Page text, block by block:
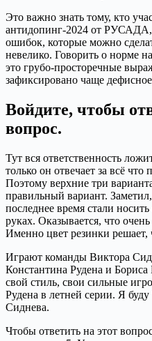
Это важно знать тому, кто
антидопинг-2024 от РУСАДА,
ошибок, которые можно
невелико. Говорить о норме
это грубо-просторечные
зафиксировано чаще
Войдите, чтобы
вопрос.
Тут вся ответственность
только он отвечает за всё что
Поэтому верхние три
правильный вариант.
последнее время стали
руках. Оказывается, что
Именно цвет резинки решает,
Играют команды Виктора
Константина Рудена и
свой стиль, свои сильные
Рудена в летней серии. Я
Сиднева.
Чтобы ответить на этот